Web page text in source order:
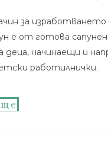
за изработването
е от готова
деца, начинаещи и
работилнички.